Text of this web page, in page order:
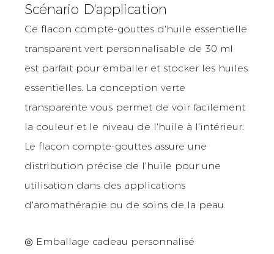
Scénario D'application
Ce flacon compte-gouttes d'huile essentielle
transparent vert personnalisable de 30 ml
est parfait pour emballer et stocker les huiles
essentielles. La conception verte
transparente vous permet de voir facilement
la couleur et le niveau de l'huile à l'intérieur.
Le flacon compte-gouttes assure une
distribution précise de l'huile pour une
utilisation dans des applications
d'aromathérapie ou de soins de la peau.
◎ Emballage cadeau personnalisé